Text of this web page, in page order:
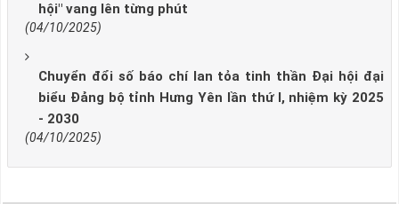
hội" vang lên từng phút
(04/10/2025)
Chuyển đổi số báo chí lan tỏa tinh thần Đại hội đại
biểu Đảng bộ tỉnh Hưng Yên lần thứ I, nhiệm kỳ 2025
- 2030
(04/10/2025)